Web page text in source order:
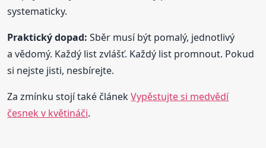
systematicky.
Praktický dopad: Sběr musí být pomalý, jednotlivý
a vědomý. Každý list zvlášť. Každý list promnout. Pokud
si nejste jisti, nesbírejte.
Za zmínku stojí také článekVypěstujte si medvědí
česnek v květináči.